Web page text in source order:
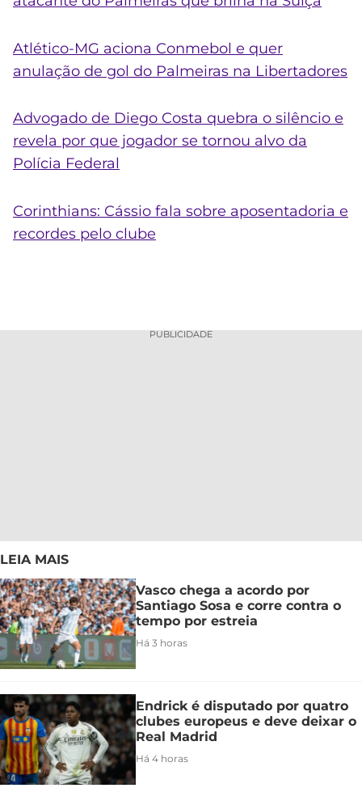
Atlético-MG aciona Conmebol e quer
anulação de gol do Palmeiras na Libertadores
Advogado de Diego Costa quebra o silêncio e
revela por que jogador se tornou alvo da
Polícia Federal
Corinthians: Cássio fala sobre aposentadoria e
recordes pelo clube
PUBLICIDADE
LEIA MAIS
Vasco chega a acordo por
Santiago Sosa e corre contra o
tempo por estreia
Há 3 horas
Endrick é disputado por quatro
clubes europeus e deve deixar o
Real Madrid
Há 4 horas